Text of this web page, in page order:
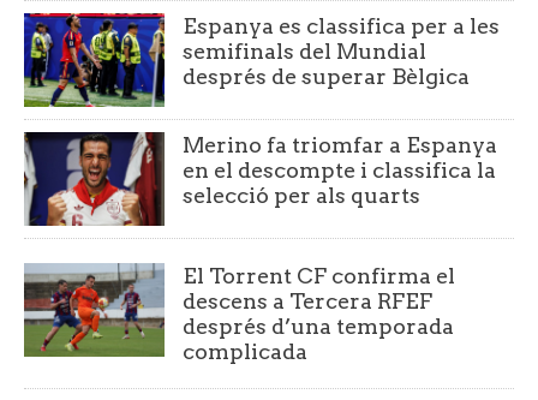
Espanya es classifica per a les
semifinals del Mundial
després de superar Bèlgica
Merino fa triomfar a Espanya
en el descompte i classifica la
selecció per als quarts
El Torrent CF confirma el
descens a Tercera RFEF
després d’una temporada
complicada